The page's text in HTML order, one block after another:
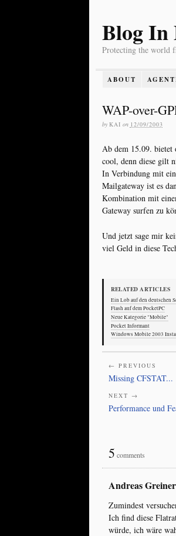
Blog In
Protecting the world
ABOUT
WAP-over-
by KAI on 12/09/2003
Ab dem 15.09. bietet
cool, denn diese gilt
In Verbindung mit
Mailgateway ist es
Kombination mit
Gateway surfen zu
Und jetzt sage mir
viel Geld in diese
RELATED ARTICLES
Ein Lob auf den deutschen
Flash auf dem PocketPC
Neue Kategorie "Mobile"
Pocket Informant
Windows Mobile 2003
← PREVIOUS
Missing CFSTAT...
NEXT →
Performance und
5 comments
Andreas Greiner
Zumindest
Ich find diese
würde, ich wäre